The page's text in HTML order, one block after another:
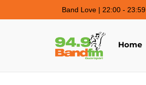
Band Love | 22:00 - 23:59
Home